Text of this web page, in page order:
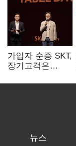
가입자 순증 SKT,
장기고객은
챙긴다
뉴스